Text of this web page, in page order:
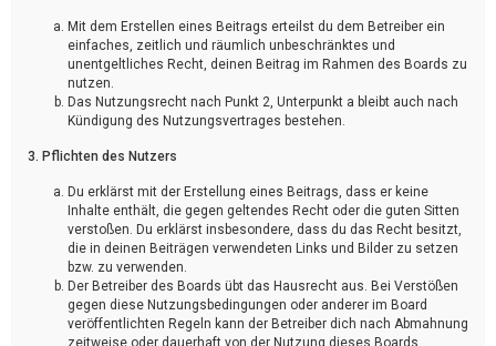
Mit dem Erstellen eines Beitrags erteilst du dem Betreiber ein
einfaches, zeitlich und räumlich unbeschränktes und
unentgeltliches Recht, deinen Beitrag im Rahmen des Boards zu
nutzen.
Das Nutzungsrecht nach Punkt 2, Unterpunkt a bleibt auch nach
Kündigung des Nutzungsvertrages bestehen.
3. Pflichten des Nutzers
Du erklärst mit der Erstellung eines Beitrags, dass er keine
Inhalte enthält, die gegen geltendes Recht oder die guten Sitten
verstoßen. Du erklärst insbesondere, dass du das Recht besitzt,
die in deinen Beiträgen verwendeten Links und Bilder zu setzen
bzw. zu verwenden.
Der Betreiber des Boards übt das Hausrecht aus. Bei Verstößen
gegen diese Nutzungsbedingungen oder anderer im Board
veröffentlichten Regeln kann der Betreiber dich nach Abmahnung
zeitweise oder dauerhaft von der Nutzung dieses Boards